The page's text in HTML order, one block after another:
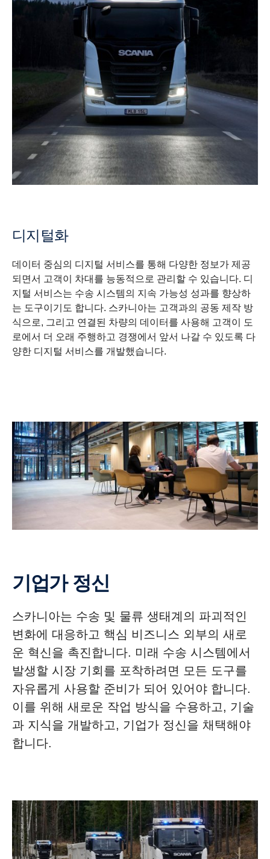
디지털화
데이터 중심의 디지털 서비스를 통해 다양한 정보가 제공
되면서 고객이 차대를 능동적으로 관리할 수 있습니다. 디
지털 서비스는 수송 시스템의 지속 가능성 성과를 향상하
는 도구이기도 합니다. 스카니아는 고객과의 공동 제작 방
식으로, 그리고 연결된 차량의 데이터를 사용해 고객이 도
로에서 더 오래 주행하고 경쟁에서 앞서 나갈 수 있도록 다
양한 디지털 서비스를 개발했습니다.
기업가 정신
스카니아는 수송 및 물류 생태계의 파괴적인
변화에 대응하고 핵심 비즈니스 외부의 새로
운 혁신을 촉진합니다. 미래 수송 시스템에서
발생할 시장 기회를 포착하려면 모든 도구를
자유롭게 사용할 준비가 되어 있어야 합니다.
이를 위해 새로운 작업 방식을 수용하고, 기술
과 지식을 개발하고, 기업가 정신을 채택해야
합니다.